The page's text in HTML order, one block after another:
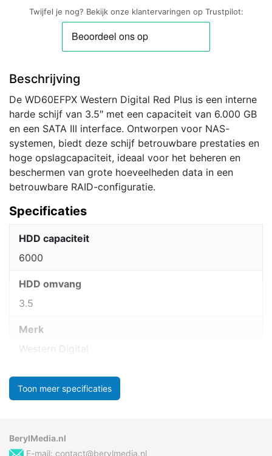
Twijfel je nog? Bekijk onze klantervaringen op Trustpilot:
Beschrijving
De WD60EFPX Western Digital Red Plus is een interne
harde schijf van 3.5″ met een capaciteit van 6.000 GB
en een SATA III interface. Ontworpen voor NAS-
systemen, biedt deze schijf betrouwbare prestaties en
hoge opslagcapaciteit, ideaal voor het beheren en
beschermen van grote hoeveelheden data in een
betrouwbare RAID-configuratie.
Specificaties
HDD capaciteit
6000
HDD omvang
3.5
Merk
Western Digital
Toon meer specificaties
BerylMedia.nl
E-mail: contact@berylmedia.nl